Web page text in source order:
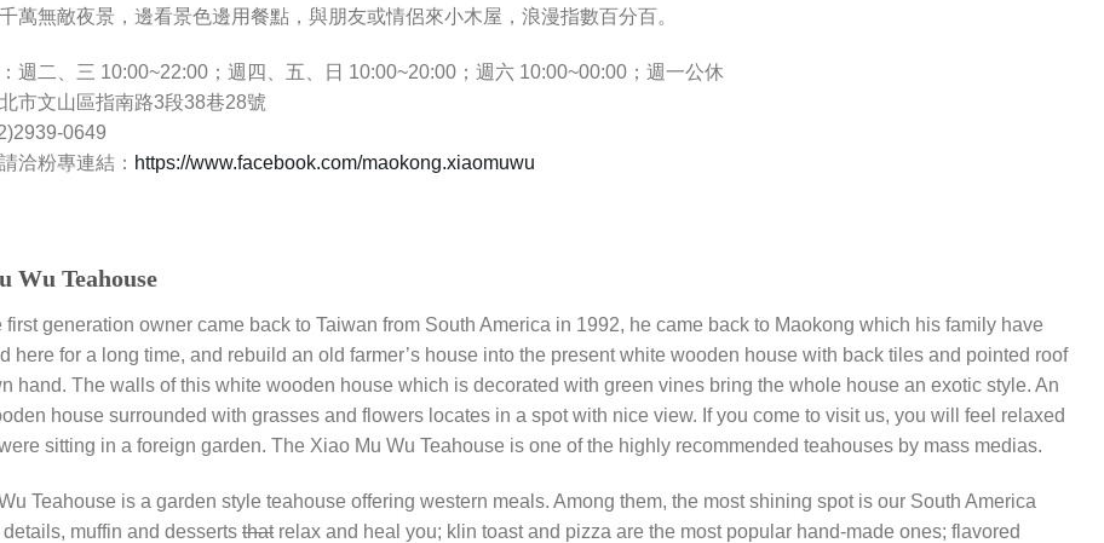
萬無敵夜景，邊看景色邊用餐點，與朋友或情侶來小木屋，浪漫指數百分百。
週二、三 10:00~22:00；週四、五、日 10:00~20:00；週六 10:00~00:00；週一公休
市文山區指南路3段38巷28號
0649
洽粉專連結： https://www.facebook.com/maokong.xiaomuwu
Wu Teahouse
first generation owner came back to Taiwan from South America in 1992, he came back to Maokong which his family have
here for a long time, and rebuild an old farmer’s house into the present white wooden house with back tiles and pointed roof
hand. The walls of this white wooden house which is decorated with green vines bring the whole house an exotic style. An
house surrounded with grasses and flowers locates in a spot with nice view. If you come to visit us, you will feel relaxed
sitting in a foreign garden. The Xiao Mu Wu Teahouse is one of the highly recommended teahouses by mass medias.
Teahouse is a garden style teahouse offering western meals. Among them, the most shining spot is our South America
details, muffin and desserts thatrelax and heal you; klin toast and pizza are the most popular hand-made ones; flavored